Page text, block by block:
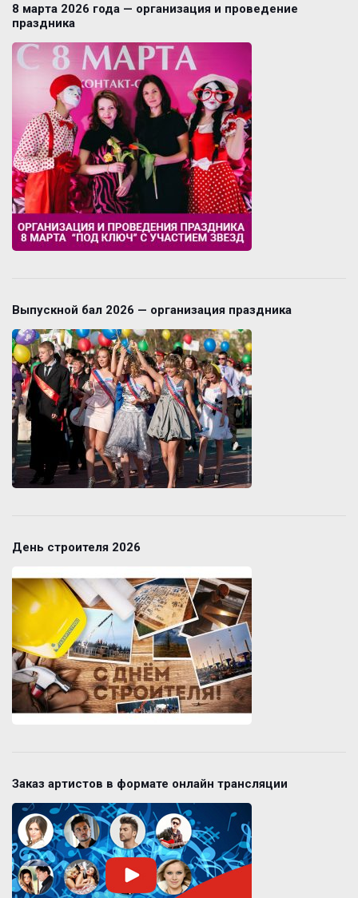
8 марта 2026 года — организация и проведение
праздника
Выпускной бал 2026 — организация праздника
День строителя 2026
Заказ артистов в формате онлайн трансляции